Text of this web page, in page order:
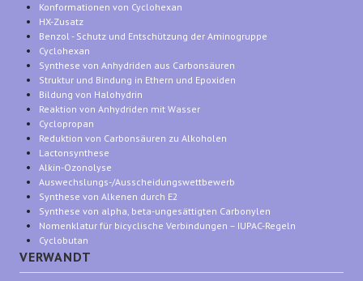
Konformationen von Cyclohexan
HX-Zusatz
Benzol - Schutz und Entschützung der Aminogruppe
Cyclohexan
Synthese von Anhydriden aus Carbonsäuren
Struktur und Bindung in Ethern und Epoxiden
Bildung von Halohydrin
Reaktion von Anhydriden mit Wasser
Cyclopropan
Reduktion von Carbonsäuren zu Alkoholen
Lactonsynthese
Alkin-Ozonolyse
Auswechslungs-/Ausscheidungswettbewerb
Synthese von Alkenen durch E2
Synthese von alpha, beta-ungesättigten Carbonylen
Nomenklatur für bicyclische Verbindungen – IUPAC-Regeln
Cyclobutan
VERWANDT